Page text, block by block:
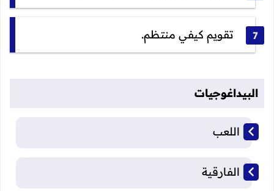
تقويم كيفي منتظم.
البيداغوجيات
اللعب
الفارقية